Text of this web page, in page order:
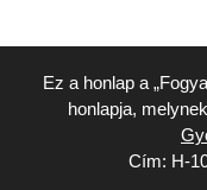
Ez a honlap a
honlapja,
Cím: H-